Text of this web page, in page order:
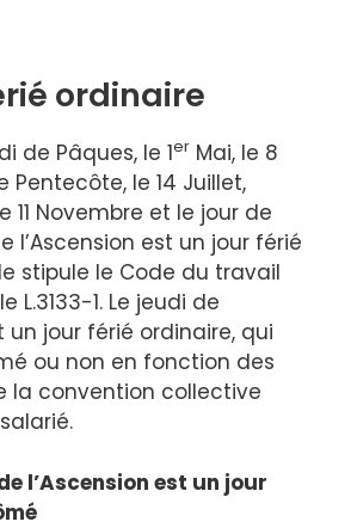
ordinaire
de Pâques, le 1er Mai, le 8
Pentecôte, le 14 Juillet,
11 Novembre et le jour de
l’Ascension est un jour férié
stipule le Code du travail
L.3133-1. Le jeudi de
un jour férié ordinaire, qui
ou non en fonction des
la convention collective
l’Ascension est un jour